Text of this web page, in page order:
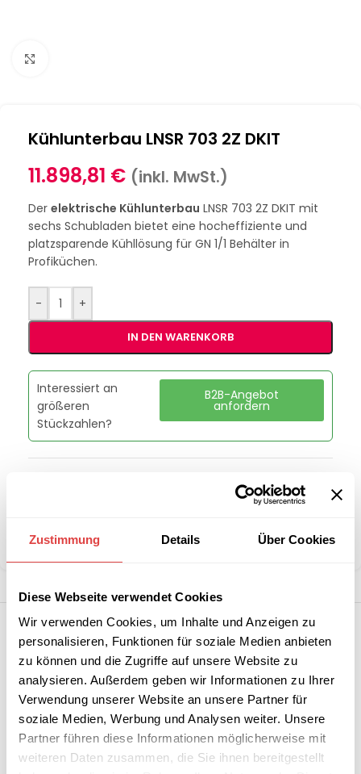
Zustimmung Details Über Cookies
Diese Webseite verwendet Cookies
Wir verwenden Cookies, um Inhalte und Anzeigen zu
personalisieren, Funktionen für soziale Medien anbieten
zu können und die Zugriffe auf unsere Website zu
analysieren. Außerdem geben wir Informationen zu Ihrer
Verwendung unserer Website an unsere Partner für
soziale Medien, Werbung und Analysen weiter. Unsere
Partner führen diese Informationen möglicherweise mit
weiteren Daten zusammen, die Sie ihnen bereitgestellt
Kühlunterbau LNSR 703 2Z DKIT
11.898,81 € (inkl. MwSt.)
Der elektrische Kühlunterbau LNSR 703 2Z DKIT mit
sechs Schubladen bietet eine hocheffiziente und
platzsparende Kühllösung für GN 1/1 Behälter in
Profiküchen.
- +
IN DEN WARENKORB
Interessiert an
größeren
Stückzahlen?
B2B-Angebot
anfordern
Kühlschränke, Kühltische & Flaschenkühler
Teilen: